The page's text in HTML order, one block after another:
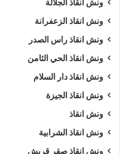
ونش انقاذ الجلالة
ونش انقاذ الزعفرانة
ونش انقاذ راس الصدر
ونش انقاذ الحي الثامن
ونش انقاذ دار السلام
ونش انقاذ الجيزة
ونش انقاذ
ونش انقاذ الشرابية
ونش انقاذ صقر قريش